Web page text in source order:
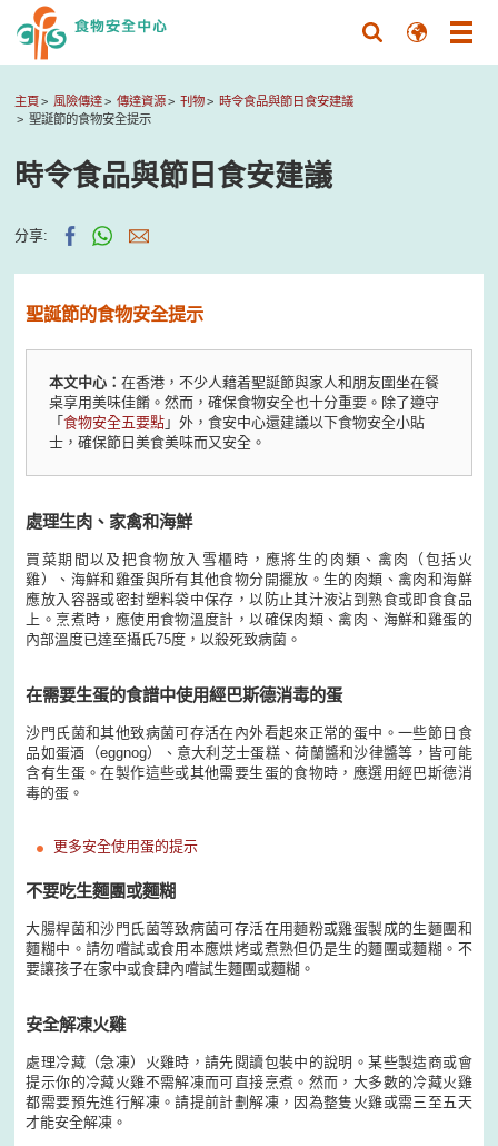
主頁 風險傳達 傳達資源 刊物
時令食品與節日食安建議
聖誕節的食物安全提示
時令食品與節日食安建議
分享:
聖誕節的食物安全提示
本文中心：在香港，不少人藉着聖誕節與家人和朋友圍坐在餐
桌享用美味佳餚。然而，確保食物安全也十分重要。除了遵守
「食物安全五要點 」外，食安中心還建議以下食物安全小貼
士，確保節日美食美味而又安全。
處理生肉、家禽和海鮮
買菜期間以及把食物放入雪櫃時，應將生的肉類、禽肉（包括火
雞）、海鮮和雞蛋與所有其他食物分開擺放。生的肉類、禽肉和海鮮
應放入容器或密封塑料袋中保存，以防止其汁液沾到熟食或即食食品
上。烹煮時，應使用食物溫度計，以確保肉類、禽肉、海鮮和雞蛋的
內部溫度已達至攝氏75度，以殺死致病菌。
在需要生蛋的食譜中使用經巴斯德消毒的蛋
沙門氏菌和其他致病菌可存活在內外看起來正常的蛋中。一些節日食
品如蛋酒（eggnog）、意大利芝士蛋糕、荷蘭醬和沙律醬等，皆可能
含有生蛋。在製作這些或其他需要生蛋的食物時，應選用經巴斯德消
毒的蛋。
更多安全使用蛋的提示
不要吃生麵團或麵糊
大腸桿菌和沙門氏菌等致病菌可存活在用麵粉或雞蛋製成的生麵團和
麵糊中。請勿嚐試或食用本應烘烤或煮熟但仍是生的麵團或麵糊。不
要讓孩子在家中或食肆內嚐試生麵團或麵糊。
安全解凍火雞
處理冷藏（急凍）火雞時，請先閱讀包裝中的說明。某些製造商或會
提示你的冷藏火雞不需解凍而可直接烹煮。然而，大多數的冷藏火雞
都需要預先進行解凍。請提前計劃解凍，因為整隻火雞或需三至五天
才能安全解凍。